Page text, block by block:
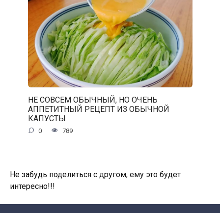
НЕ СОВСЕМ ОБЫЧНЫЙ, НО ОЧЕНЬ
АППЕТИТНЫЙ РЕЦЕПТ ИЗ ОБЫЧНОЙ
КАПУСТЫ
0 789
Не забудь поделиться с другом, ему это будет
интересно!!!